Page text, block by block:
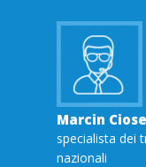
Marcin
specialista dei
nazionali